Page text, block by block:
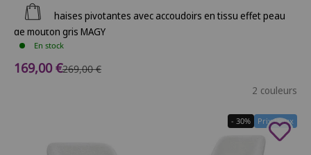
Ajouter au panier
Lot de 2 chaises pivotantes avec accoudoirs en tissu effet peau
de mouton gris MAGY
En stock
Prix de vente
169,00 €Prix normal
269,00 €
2 couleurs
Prix Doux
- 30%